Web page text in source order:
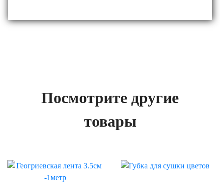
Посмотрите другие
товары